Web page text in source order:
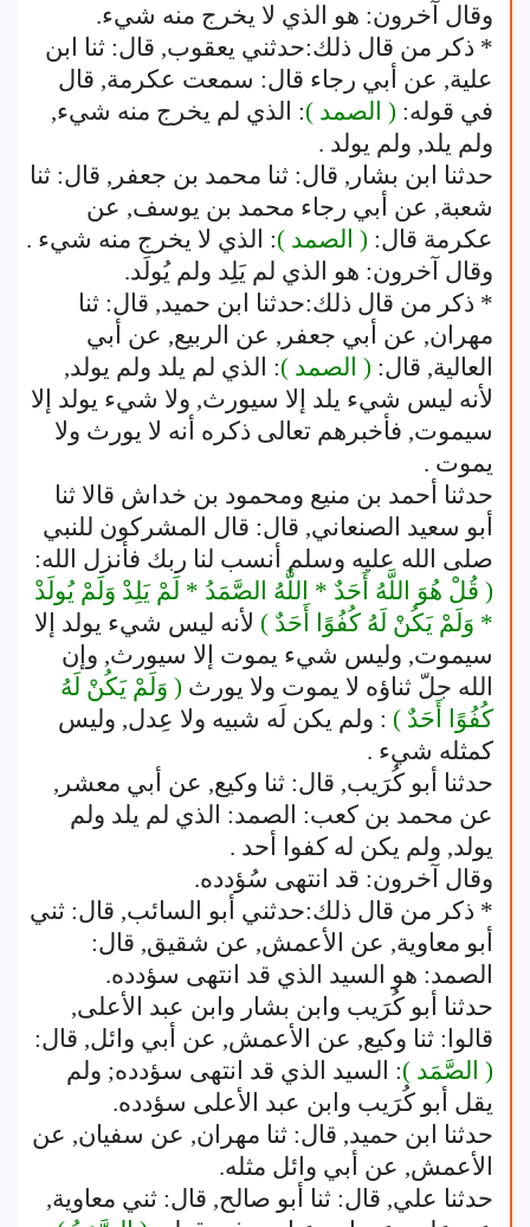
وقال آخرون: هو الذي لا يخرج منه شيء.
* ذكر من قال ذلك:حدثني يعقوب, قال: ثنا ابن
علية, عن أبي رجاء قال: سمعت عكرمة, قال
في قوله: ( الصمد ): الذي لم يخرج منه شيء,
ولم يلد, ولم يولد .
حدثنا ابن بشار, قال: ثنا محمد بن جعفر, قال: ثنا
شعبة, عن أبي رجاء محمد بن يوسف, عن
عكرمة قال: ( الصمد ): الذي لا يخرج منه شيء .
وقال آخرون: هو الذي لم يَلِد ولم يُولَد.
* ذكر من قال ذلك:حدثنا ابن حميد, قال: ثنا
مهران, عن أبي جعفر, عن الربيع, عن أبي
العالية, قال: ( الصمد ): الذي لم يلد ولم يولد,
لأنه ليس شيء يلد إلا سيورث, ولا شيء يولد إلا
سيموت, فأخبرهم تعالى ذكره أنه لا يورث ولا
يموت .
حدثنا أحمد بن منيع ومحمود بن خداش قالا ثنا
أبو سعيد الصنعاني, قال: قال المشركون للنبي
صلى الله عليه وسلم أنسب لنا ربك فأنزل الله:
( قُلْ هُوَ اللَّهُ أَحَدٌ * اللَّهُ الصَّمَدُ * لَمْ يَلِدْ وَلَمْ يُولَدْ
* وَلَمْ يَكُنْ لَهُ كُفُوًا أَحَدٌ ) لأنه ليس شيء يولد إلا
سيموت, وليس شيء يموت إلا سيورث, وإن
الله جلّ ثناؤه لا يموت ولا يورث ( وَلَمْ يَكُنْ لَهُ
كُفُوًا أَحَدٌ ) : ولم يكن لَه شبيه ولا عِدل, وليس
كمثله شيء .
حدثنا أبو كُرَيب, قال: ثنا وكيع, عن أبي معشر,
عن محمد بن كعب: الصمد: الذي لم يلد ولم
يولد, ولم يكن له كفوا أحد .
وقال آخرون: قد انتهى سُؤدده.
* ذكر من قال ذلك:حدثني أبو السائب, قال: ثني
أبو معاوية, عن الأعمش, عن شقيق, قال:
الصمد: هو السيد الذي قد انتهى سؤدده.
حدثنا أبو كُرَيب وابن بشار وابن عبد الأعلى,
قالوا: ثنا وكيع, عن الأعمش, عن أبي وائل, قال:
( الصَّمَد ): السيد الذي قد انتهى سؤدده; ولم
يقل أبو كُرَيب وابن عبد الأعلى سؤدده.
حدثنا ابن حميد, قال: ثنا مهران, عن سفيان, عن
الأعمش, عن أبي وائل مثله.
حدثنا علي, قال: ثنا أبو صالح, قال: ثني معاوية,